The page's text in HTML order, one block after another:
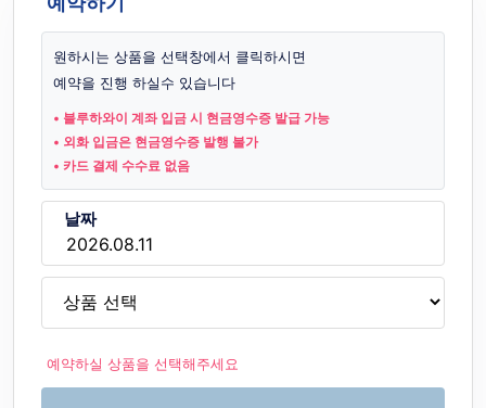
원하시는 상품을 선택창에서 클릭하시면
예약을 진행 하실수 있습니다
• 블루하와이 계좌 입금 시 현금영수증 발급 가능
• 외화 입금은 현금영수증 발행 불가
• 카드 결제 수수료 없음
날짜
예약하실 상품을 선택해주세요